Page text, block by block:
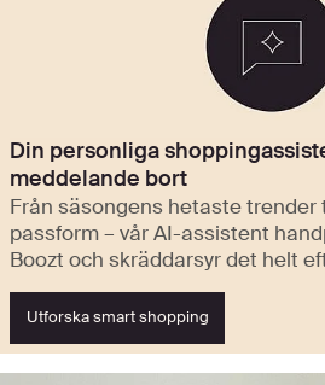
Din personliga
meddelande bort
Från säsongens hetaste trender
passform – vår AI-assistent
Boozt och skräddarsyr det helt
Utforska smart shopping